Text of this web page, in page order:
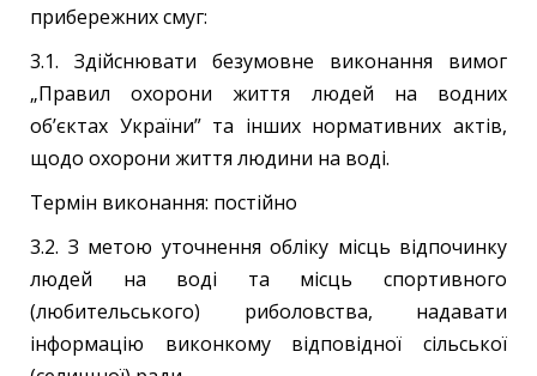
прибережних смуг:
3.1. Здійснювати безумовне виконання вимог
„Правил охорони життя людей на водних
об’єктах України” та інших нормативних актів,
щодо охорони життя людини на воді.
Термін виконання: постійно
3.2. З метою уточнення обліку місць відпочинку
людей на воді та місць спортивного
(любительського) риболовства, надавати
інформацію виконкому відповідної сільської